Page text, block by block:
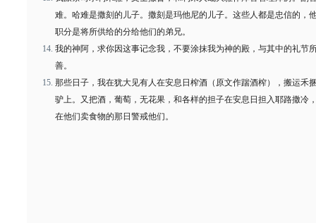
难。哈难是撒刻的儿子。撒刻是玛他尼的儿子。这些人都是忠信的，
职分是将所供给的分给他们的弟兄。
我的神阿，求你因这事记念我，不要涂抹我为神的殿，与其中的礼节
善。
那些日子，我在犹大见有人在安息日榨酒（原文作踹酒榨），搬运禾
驴上。又把酒，葡萄，无花果，和各样的担子在安息日担入耶路撒冷
在他们卖食物的那日警戒他们。